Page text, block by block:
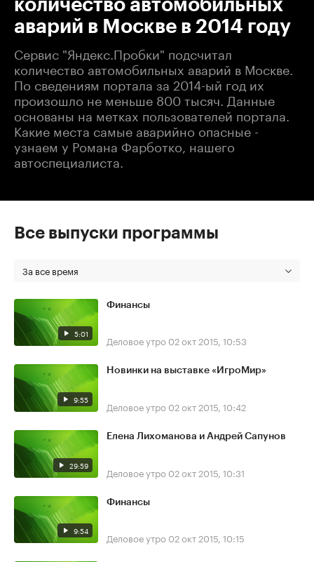
количество автомобильных
аварий в Москве в 2014 году
Сервис "Яндекс.Пробки" подсчитал
количество автомобильных аварий в Москве.
По сведениям портала за 2014-ый год их
произошло не меньше 800 тысяч. Данные
основаны на метках пользователей портала.
Какие места самые аварийно опасные -
узнаем у Романа Фарботко, нашего
автоспециалиста.
Все выпуски программы
За все время
5:01
Финансы
Деловое утро 02 окт 2015, 10:53
9:55
Новинки на выставке «ИгроМир»
Деловое утро 02 окт 2015, 10:42
29:59
Елена Лихоманова и Андрей Сапунов
Деловое утро 02 окт 2015, 10:31
9:54
Финансы
Деловое утро 02 окт 2015, 10:15